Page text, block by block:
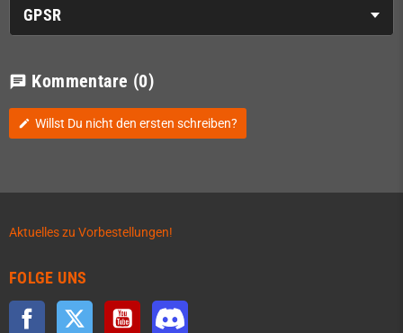
GPSR
chat Kommentare (0)
edit Willst Du nicht den ersten schreiben?
Aktuelles zu Vorbestellungen!
FOLGE UNS
Facebook Twitter YouTube